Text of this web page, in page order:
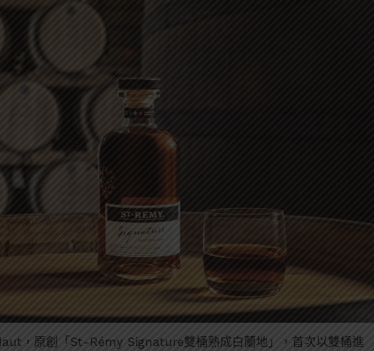
，原創「St-Rémy Signature雙桶熟成白蘭地」，首次以雙桶進